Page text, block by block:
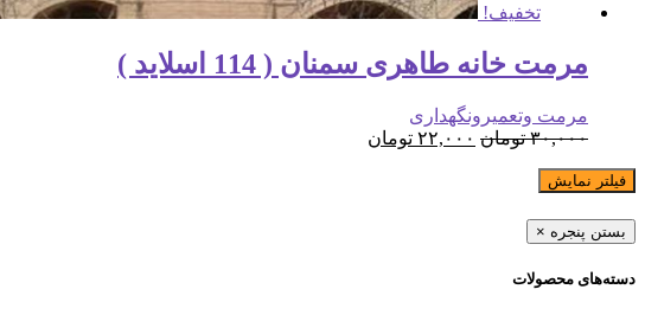
تخفیف!
مرمت خانه طاهری سمنان ( 114 اسلاید )
مرمت وتعمیرونگهداری
۳۰,۰۰۰ تومان ۲۲,۰۰۰ تومان
فیلتر نمایش
بستن پنجره ×
دسته‌های محصولات